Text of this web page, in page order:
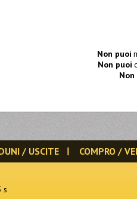
Non puoi
Non puoi
Non
/ USCITE COMPRO /
s